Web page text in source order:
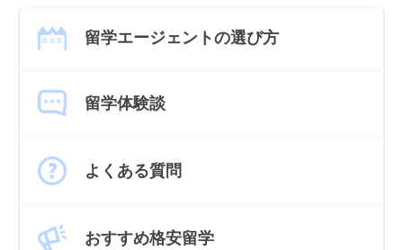
留学エージェントの選び方
留学体験談
よくある質問
おすすめ格安留学